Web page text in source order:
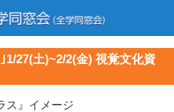
27(土)~2/2(金) 視覚文化資
ス』イメージ